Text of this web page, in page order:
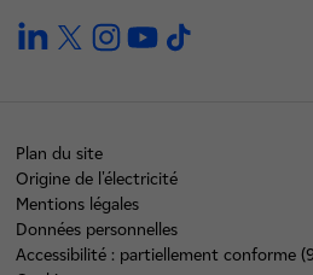
linkedintwitterinstagramyoutube
Plan du site
Origine de l'électricité
Mentions légales
Données personnelles
Accessibilité : partiellement conforme